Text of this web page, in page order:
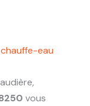
eau
vous